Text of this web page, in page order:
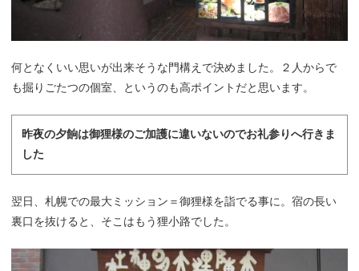
何となくいい思いが出来そうな門構えで決めました。２人からで
も掘りごたつの個室、というのも高ポイントだと思います。
昨夜の夕餉は御狸様のご加護に違いないのでお礼参りへ行きま
した
翌日、札幌での最大ミッション＝御狸様を詣でる事に。宿の長い
裏口を抜けると、そこはもう狸小路でした。